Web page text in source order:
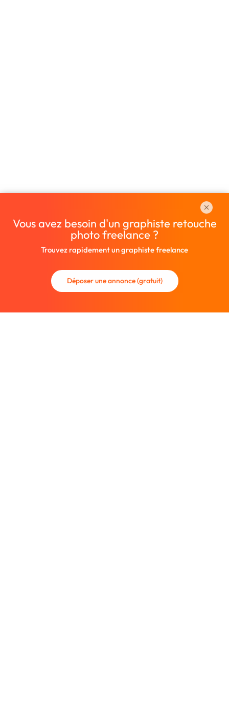
Vous avez besoin d'un graphiste retouche
photo freelance ?
Trouvez rapidement un graphiste freelance
Déposer une annonce (gratuit)